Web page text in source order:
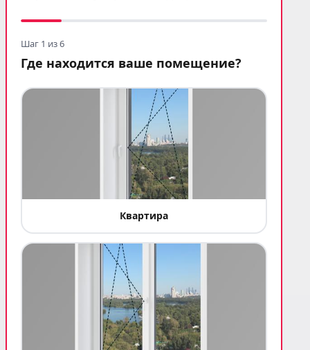
Шаг 1 из 6
Где находится ваше помещение?
Квартира